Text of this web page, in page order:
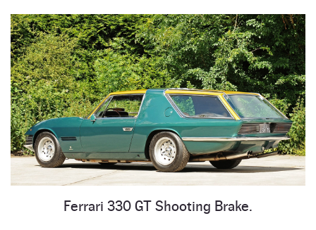
Ferrari 330 GT Shooting Brake.